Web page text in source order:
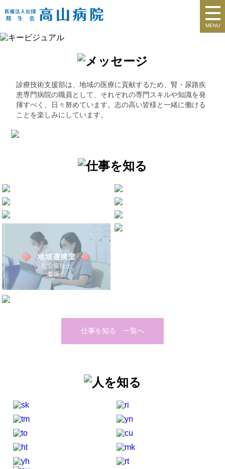
MENU
診療技術支援部は、地域の医療に貢献するため、腎・尿路疾
患専門病院の職員として、それぞれの専門スキルや知識を発
揮すべく、日々努めています。志の高い皆様と一緒に働ける
ことを楽しみにしています。
仕事を知る 一覧へ